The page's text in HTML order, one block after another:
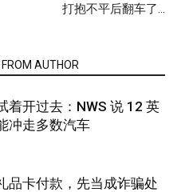
打抱不平后翻车了…
FROM AUTHOR
着开过去：NWS 说 12 英
冲走多数汽车
品卡付款，先当成诈骗处